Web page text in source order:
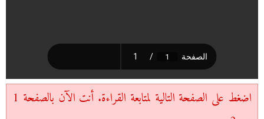
اضغط على الصفحة التالية لمتابعة القراءة. أنت الآن بالصفحة 1